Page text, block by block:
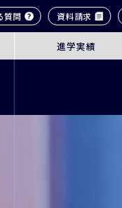
質問 資料請求
進学実績
生の1日